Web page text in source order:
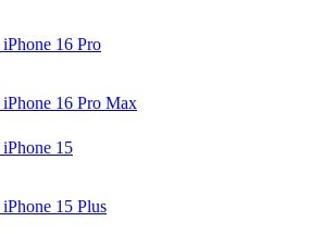
iPhone 16 Pro
iPhone 16 Pro Max
iPhone 15
iPhone 15 Plus